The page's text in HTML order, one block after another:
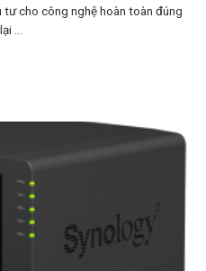
cho công nghệ hoàn toàn đúng
...